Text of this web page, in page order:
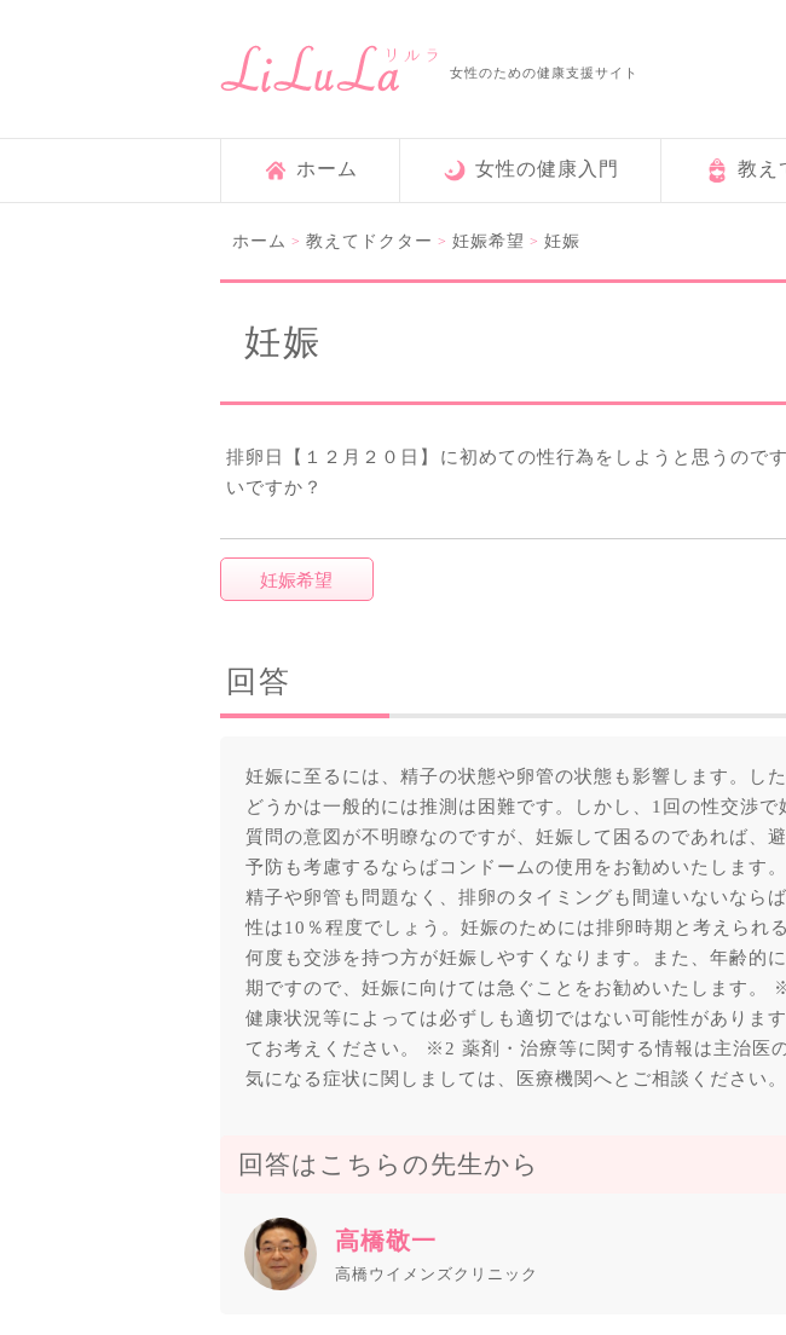
女性のための健康支援サイト
ホーム 女性の健康入門 教え
ホーム > 教えてドクター > 妊娠希望 > 妊娠
妊娠
排卵日【１２月２０日】に初めての性行為をしようと思うので
いですか？
妊娠希望
回答
妊娠に至るには、精子の状態や卵管の状態も影響します。し
どうかは一般的には推測は困難です。しかし、1回の性交渉で
質問の意図が不明瞭なのですが、妊娠して困るのであれば、
予防も考慮するならばコンドームの使用をお勧めいたします
精子や卵管も問題なく、排卵のタイミングも間違いないなら
性は10％程度でしょう。妊娠のためには排卵時期と考えられ
何度も交渉を持つ方が妊娠しやすくなります。また、年齢的
期ですので、妊娠に向けては急ぐことをお勧めいたします。
健康状況等によっては必ずしも適切ではない可能性がありま
てお考えください。 ※2 薬剤・治療等に関する情報は主治医
気になる症状に関しましては、医療機関へとご相談ください。
回答はこちらの先生から
高橋敬一
高橋ウイメンズクリニック